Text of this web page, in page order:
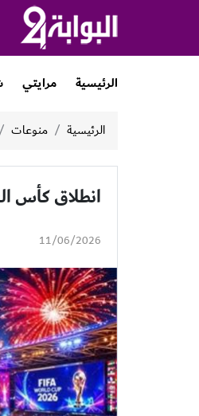
الرئيسية مرايتي
الرئيسية منوعات
انطلاق كأس العالم 2026
11/06/2026